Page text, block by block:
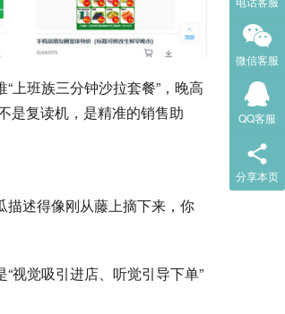
上班族三分钟沙拉套餐”，晚高
是复读机，是精准的销售助
描述得像刚从藤上摘下来，你
视觉吸引进店、听觉引导下单”
微信客服
QQ客服
分享本页